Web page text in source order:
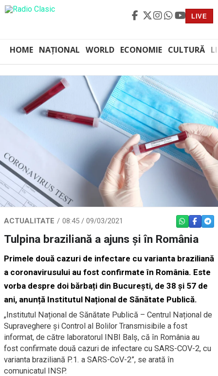
LIVE
HOME NAȚIONAL WORLD ECONOMIE CULTURĂ
ACTUALITATE 08:45 / 09/03/2021 WHATSAPP
Tulpina braziliană a ajuns și în România
Primele două cazuri de infectare cu varianta braziliană
a coronavirusului au fost confirmate în România. Este
vorba despre doi bărbați din București, de 38 și 57 de
ani, anunță Institutul Național de Sănătate Publică.
„Institutul Național de Sănătate Publică – Centrul Național de
Supraveghere și Control al Bolilor Transmisibile a fost
informat, de către laboratorul INBI Balș, că în România au
fost confirmate două cazuri de infectare cu SARS-COV-2, cu
varianta braziliană P.1. a SARS-CoV-2”, se arată în
comunicatul INSP.